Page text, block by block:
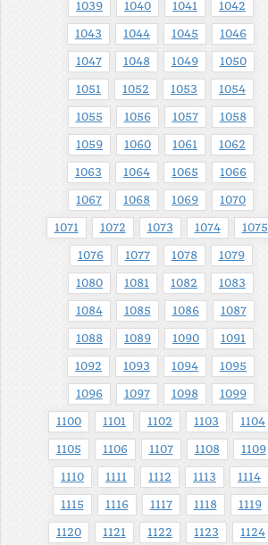
1039 1040 1041 1042
1043 1044 1045 1046
1047 1048 1049 1050
1051 1052 1053 1054
1055 1056 1057 1058
1059 1060 1061 1062
1063 1064 1065 1066
1067 1068 1069 1070
1071 1072 1073 1074 1075
1076 1077 1078 1079
1080 1081 1082 1083
1084 1085 1086 1087
1088 1089 1090 1091
1092 1093 1094 1095
1096 1097 1098 1099
1100 1101 1102 1103 1104
1105 1106 1107 1108 1109
1110 1111 1112 1113 1114
1115 1116 1117 1118 1119
1120 1121 1122 1123 1124